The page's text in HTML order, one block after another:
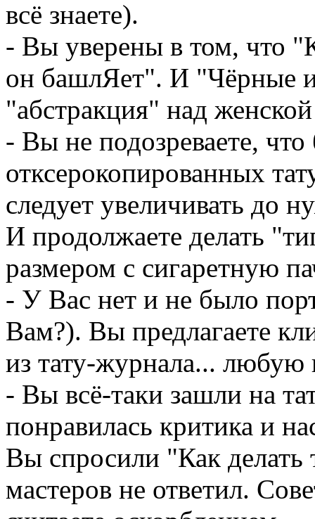
всё знаете).
- Вы уверены в том, что
он башлЯет". И "Чёрные
"абстракция" над
- Вы не подозреваете,
отксерокопированных
следует увеличивать до
И продолжаете делать
размером с сигаретную
- У Вас нет и не было
Вам?). Вы предлагаете
из тату-журнала... любую
- Вы всё-таки зашли на
понравилась критика и
Вы спросили "Как делать
мастеров не ответил.